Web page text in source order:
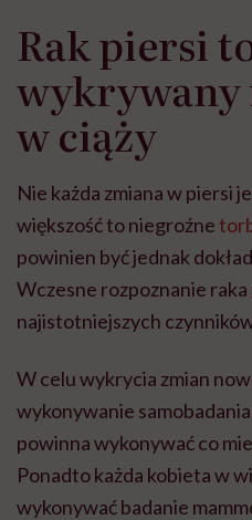
Rak piersi
w ciąży
Nie każda zmiana w piersi
większość to niegroźne
powinien być jednak
Wczesne rozpoznanie
najistotniejszych
W celu wykrycia zmian
wykonywanie
powinna wykonywać co
Ponadto każda kobieta w
wykonywać badanie